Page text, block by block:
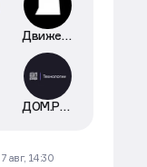
Движение
ДОМ.РФ Технологии
7 авг, 14:30